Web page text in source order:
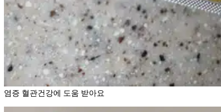
염증 혈관건강에 도움 받아요